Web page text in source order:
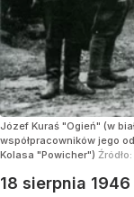
Józef Kuraś "Ogień" (w
współpracowników jego
Kolasa "Powicher") Źródło:
18 sierpnia